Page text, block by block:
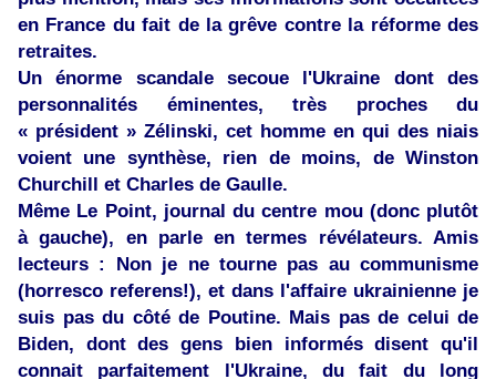
en France du fait de la grêve contre la réforme des
retraites.
Un énorme scandale secoue l'Ukraine dont des
personnalités éminentes, très proches du
« président » Zélinski, cet homme en qui des niais
voient une synthèse, rien de moins, de Winston
Churchill et Charles de Gaulle.
Même Le Point, journal du centre mou (donc plutôt
à gauche), en parle en termes révélateurs. Amis
lecteurs : Non je ne tourne pas au communisme
(horresco referens!), et dans l'affaire ukrainienne je
suis pas du côté de Poutine. Mais pas de celui de
Biden, dont des gens bien informés disent qu'il
connait parfaitement l'Ukraine, du fait du long